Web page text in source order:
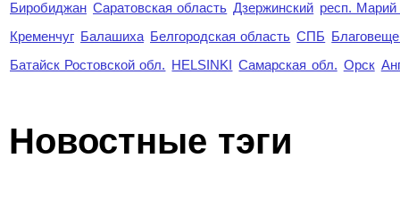
Биробиджан Саратовская область Дзержинский респ.
Кременчуг Балашиха Белгородская область СПБ
Батайск Ростовской обл. HELSINKI Самарская обл. Орск
Новостные тэги